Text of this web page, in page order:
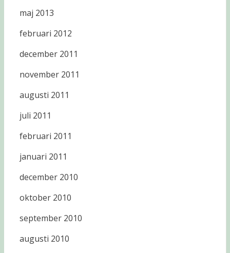
maj 2013
februari 2012
december 2011
november 2011
augusti 2011
juli 2011
februari 2011
januari 2011
december 2010
oktober 2010
september 2010
augusti 2010